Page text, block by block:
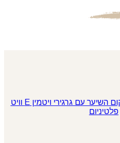
מסכה אינטנסיבית לשיקום השיער עם גרגירי ויטמין E וויט
פלטיניום